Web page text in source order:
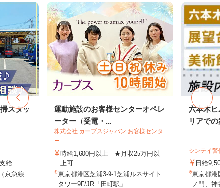
スタッ
給
京急線
運動施設のお客様センターオペレ
ーター（受電・...
株式会社 カーブスジャパン お客様センタ
ー
時給1,600円以上 ★月収25万円以
上可
東京都港区芝浦3-9-1芝浦ルネサイト
タワー9F/JR「田町駅」...
六本木ヒ
リアで
シンテイ
日給
東京都港
ノ門、